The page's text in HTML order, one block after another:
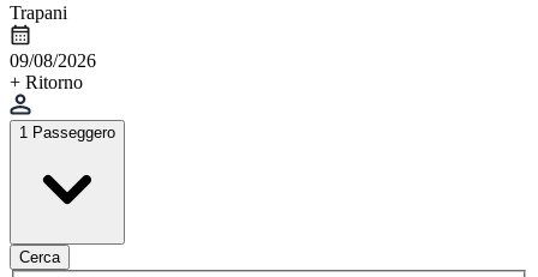
Trapani
09/08/2026
+ Ritorno
1 Passeggero
Cerca